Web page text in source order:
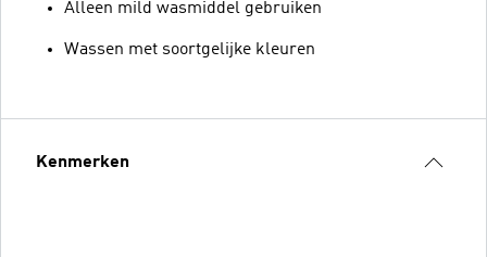
Alleen mild wasmiddel gebruiken
Wassen met soortgelijke kleuren
Kenmerken